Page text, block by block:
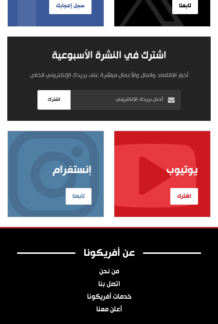
سجل إعجابك تابعنا
اشترك في النشرة الأسبوعية
أخبار الاقتصاد والمال والأعمال مباشرة على بريدك الإلكتروني الخاص
اشترك
إنستغرام
تابعنا
يوتيوب
اشترك
عن أفريكونا
من نحن
اتصل بنا
خدمات أفريكونا
أعلن معنا